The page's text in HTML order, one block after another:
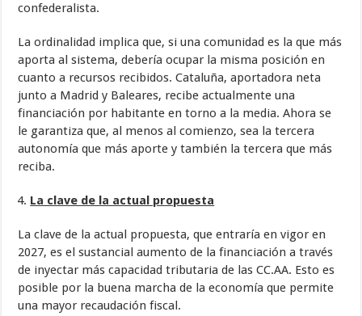
confederalista.
La ordinalidad implica que, si una comunidad es la que más
aporta al sistema, debería ocupar la misma posición en
cuanto a recursos recibidos. Cataluña, aportadora neta
junto a Madrid y Baleares, recibe actualmente una
financiación por habitante en torno a la media. Ahora se
le garantiza que, al menos al comienzo, sea la tercera
autonomía que más aporte y también la tercera que más
reciba.
La clave de la actual propuesta
La clave de la actual propuesta, que entraría en vigor en
2027, es el sustancial aumento de la financiación a través
de inyectar más capacidad tributaria de las CC.AA. Esto es
posible por la buena marcha de la economía que permite
una mayor recaudación fiscal.